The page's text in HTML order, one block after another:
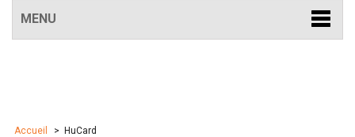
MENU
Accueil > HuCard